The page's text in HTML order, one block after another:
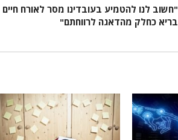
"חשוב לנו להטמיע בעובדינו מסר לאורח חיים
בריא כחלק מהדאגה לרווחתם"